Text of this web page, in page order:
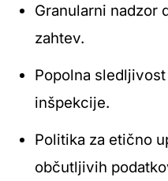
Granularni nadzor
zahtev.
Popolna
inšpekcije.
Politika za etično
občutljivih